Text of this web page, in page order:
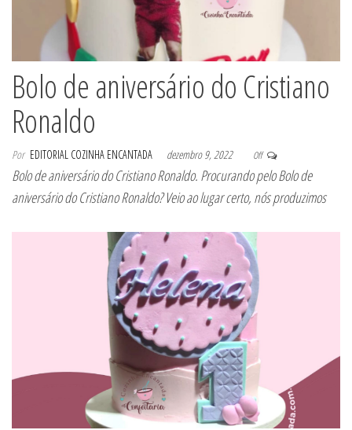
Bolo de aniversário do Cristiano
Ronaldo
Por EDITORIAL COZINHA ENCANTADA dezembro 9, 2022 Off
Bolo de aniversário do Cristiano Ronaldo. Procurando pelo Bolo de
aniversário do Cristiano Ronaldo? Veio ao lugar certo, nós produzimos